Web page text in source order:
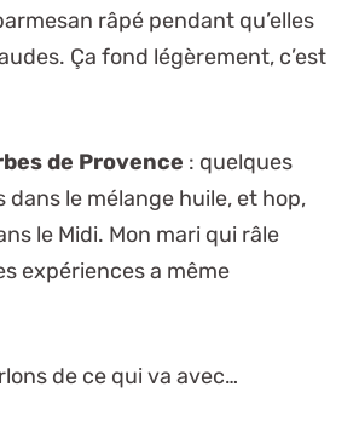
râpé pendant qu’elles
Ça fond légèrement, c’est
de Provence : quelques
dans le mélange huile, et hop,
le Midi. Mon mari qui râle
expériences a même
de ce qui va avec…